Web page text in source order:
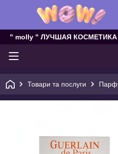
" molly " ЛУЧШАЯ
Товари та послуги